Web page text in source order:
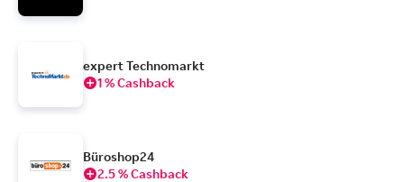
expert Technomarkt
1 % Cashback
Büroshop24
2.5 % Cashback